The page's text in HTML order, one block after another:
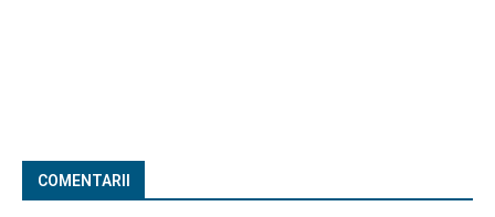
COMENTARII